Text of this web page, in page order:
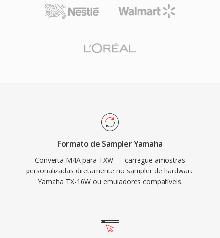
Formato de Sampler Yamaha
Converta M4A para TXW — carregue amostras
personalizadas diretamente no sampler de hardware
Yamaha TX-16W ou emuladores compatíveis.